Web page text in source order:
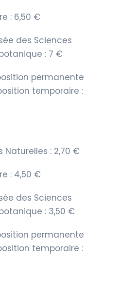
: 6,50 €
des Sciences
: 7 €
permanente
temporaire :
Naturelles : 2,70 €
: 4,50 €
des Sciences
: 3,50 €
permanente
temporaire :